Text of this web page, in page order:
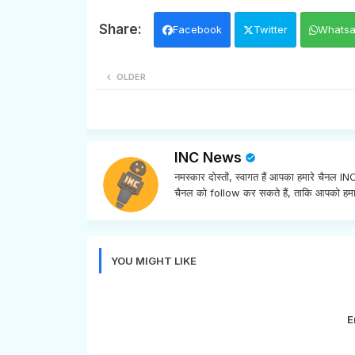
Facebook Twitter
OLDER
INC News
नमस्कार दोस्तों, स्वागत हैं आपका हमारे चैनल
चैनल को follow कर सकते हैं, ताकि आपको
YOU MIGHT LIKE